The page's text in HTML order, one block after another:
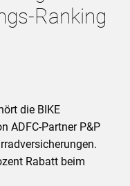
Ranking
die BIKE
ADFC-Partner P&P
Rabatt beim